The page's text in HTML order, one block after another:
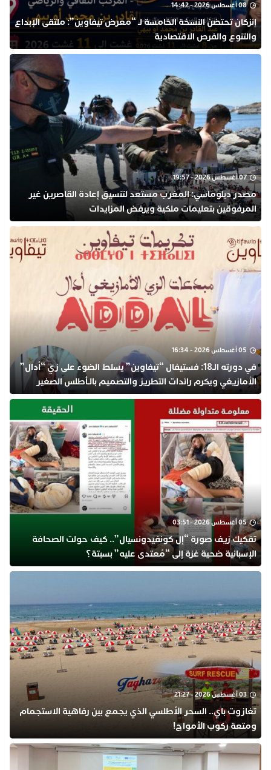
08 أغسطس 2026 - 14:42
إنزكان تحتضن النسخة الخامسة لـ “معرض تيفاوين”: ملتقى الإبداع
والتنوع والفرص الاقتصادية
07 أغسطس 2026 - 19:57
مصدر دبلوماسي: المغرب مستعد لتنسيق إعادة القاصرين غير
المرفوقين بتعليمات ملكية ويرفض المزايدات
05 أغسطس 2026 - 16:34
في دورته الـ18: فستيفال “تيفاوين” يسلط الضوء على زي “أدال”
الأمازيغي ويكرم رائدات التطريز والتصميم بالـأطلس الصغير
05 أغسطس 2026 - 03:51
تفكيك زيف صورة “إل كونفيدونسيال”.. كيف حولت الصحافة
الإسبانية ضحية غزة إلى “مُعتدى عليه” بسبتة؟
03 أغسطس 2026 - 21:27
تغازوت باي.. السحر الأطلسي الذي يجمع بين رفاهية الاستجمام
ومتعة ركوب الأمواج!